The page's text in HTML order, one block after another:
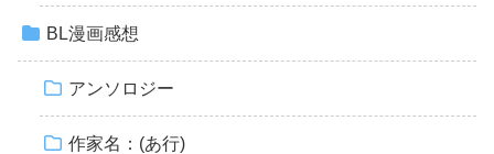
BL漫画感想
アンソロジー
作家名：(あ行)